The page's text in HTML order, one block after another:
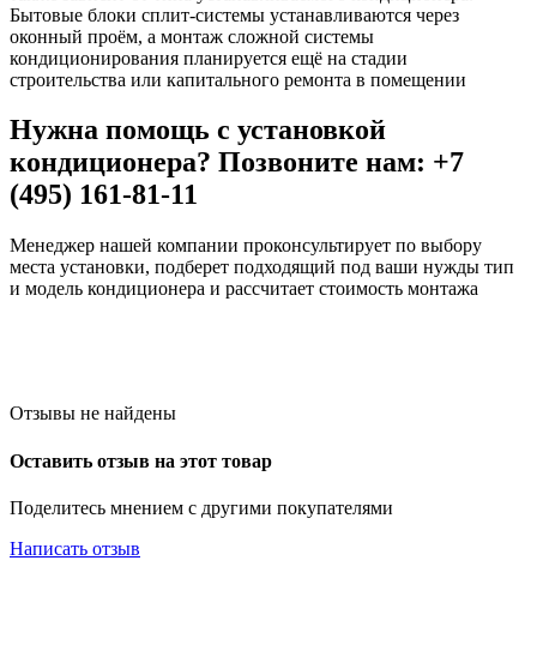
Бытовые блоки сплит-системы устанавливаются через
оконный проём, а монтаж сложной системы
кондиционирования планируется ещё на стадии
строительства или капитального ремонта в помещении
Нужна помощь с установкой
кондиционера? Позвоните нам: +7
(495) 161-81-11
Менеджер нашей компании проконсультирует по выбору
места установки, подберет подходящий под ваши нужды тип
и модель кондиционера и рассчитает стоимость монтажа
Отзывы не найдены
Оставить отзыв на этот товар
Поделитесь мнением с другими покупателями
Написать отзыв